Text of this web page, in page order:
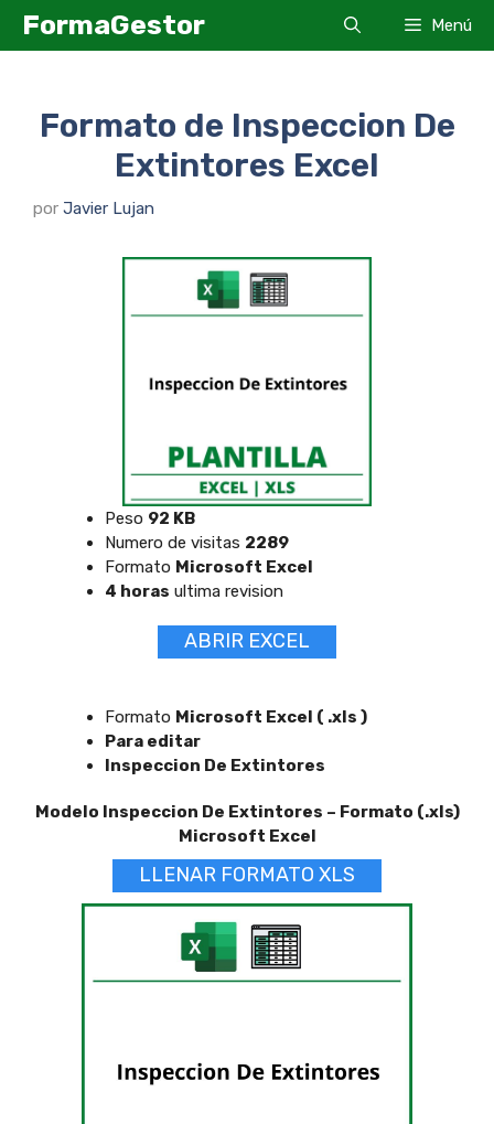
SaltarFormaGestor Menú
Formato de Inspeccion De
Extintores Excel
por Javier Lujan
Peso 92 KB
Numero de visitas 2289
Formato Microsoft Excel
4 horas ultima revision
ABRIR EXCEL
Formato Microsoft Excel ( .xls )
Para editar
Inspeccion De Extintores
Modelo Inspeccion De Extintores – Formato (.xls)
Microsoft Excel
LLENAR FORMATO XLS